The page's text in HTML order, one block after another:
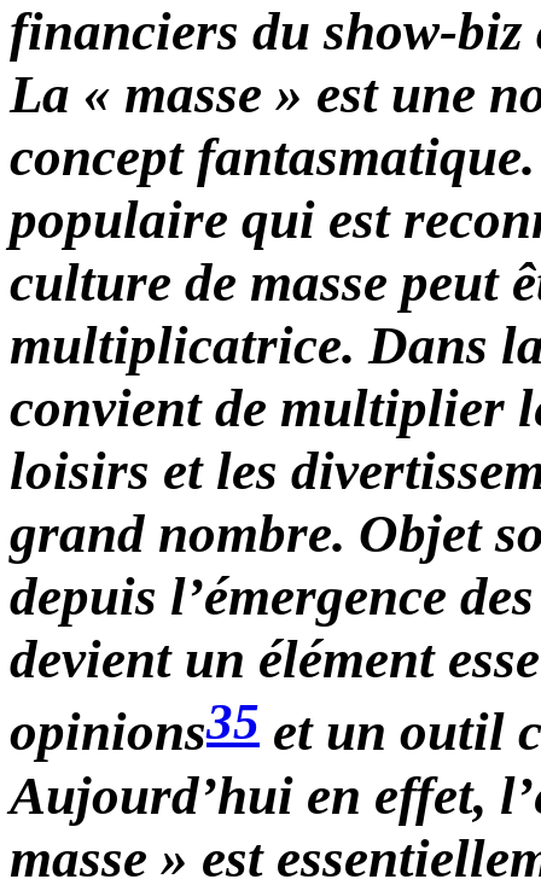
financiers du show-biz
La « masse » est une
concept
populaire qui est
culture de masse peut
multiplicatrice. Dans
convient de multiplier
loisirs et les
grand nombre. Objet
depuis l’émergence
devient un élément
opinions35 et un outil
Aujourd’hui en effet,
masse » est